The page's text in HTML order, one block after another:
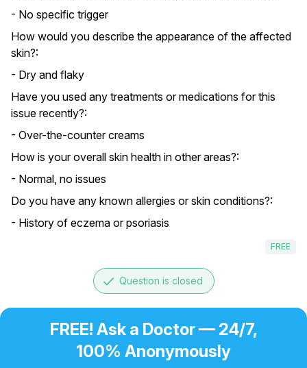
- No specific trigger
How would you describe the appearance of the affected
skin?:
- Dry and flaky
Have you used any treatments or medications for this
issue recently?:
- Over-the-counter creams
How is your overall skin health in other areas?:
- Normal, no issues
Do you have any known allergies or skin conditions?:
- History of eczema or psoriasis
FREE
done Question is closed
FREE! Ask a Doctor — 24/7,
100% Anonymously